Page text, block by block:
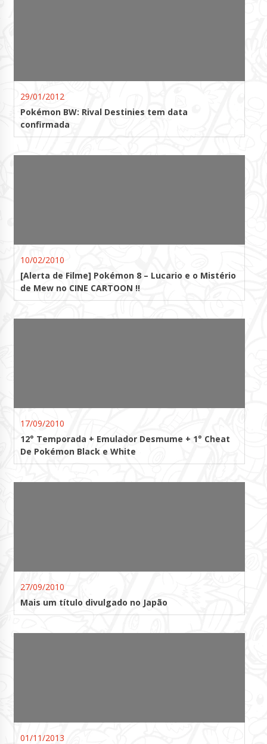
29/01/2012
Pokémon BW: Rival Destinies tem data
confirmada
10/02/2010
[Alerta de Filme] Pokémon 8 – Lucario e o Mistério
de Mew no CINE CARTOON !!
17/09/2010
12° Temporada + Emulador Desmume + 1° Cheat
De Pokémon Black e White
27/09/2010
Mais um título divulgado no Japão
01/11/2013